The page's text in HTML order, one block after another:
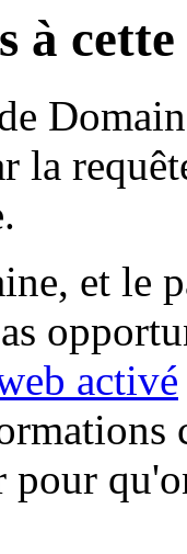
à
la
et le
activé
pour